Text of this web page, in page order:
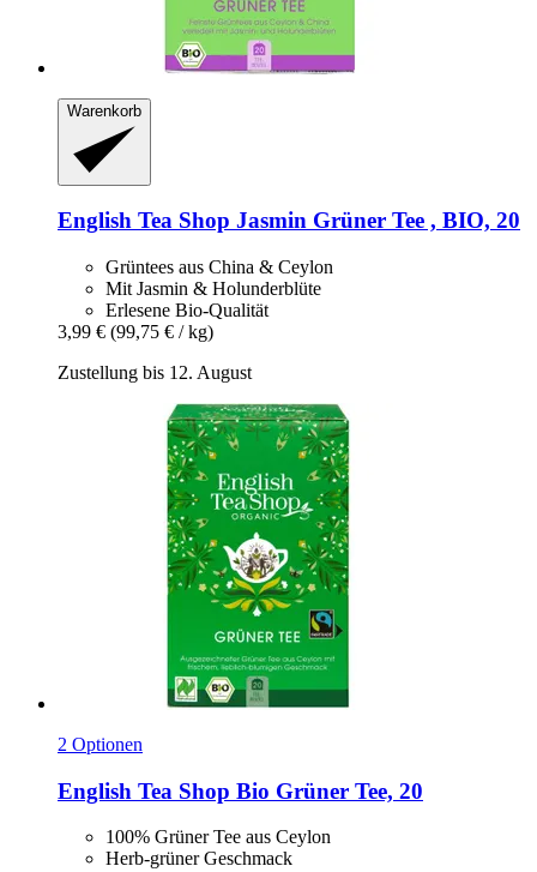
Warenkorb
English Tea Shop Jasmin Grüner Tee , BIO, 20
Grüntees aus China & Ceylon
Mit Jasmin & Holunderblüte
Erlesene Bio-Qualität
3,99 € (99,75 € / kg)
Zustellung bis 12. August
2 Optionen
English Tea Shop Bio Grüner Tee, 20
100% Grüner Tee aus Ceylon
Herb-grüner Geschmack